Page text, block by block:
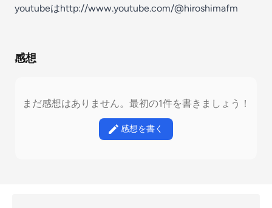
youtubeはhttp://www.youtube.com/@hiroshimafm
感想
まだ感想はありません。最初の1件を書きましょう！
感想を書く